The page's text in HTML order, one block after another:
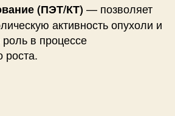
(ПЭТ/КТ)— позволяет
активность опухоли и
в процессе
роста.